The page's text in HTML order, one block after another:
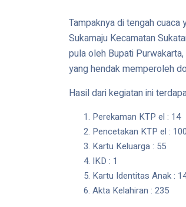
Tampaknya di tengah
Sukamaju Kecamatan
pula oleh Bupati
yang hendak memperoleh
Hasil dari kegiatan ini
Perekaman KTP el : 14
Pencetakan KTP el : 100
Kartu Keluarga : 55
IKD : 1
Kartu Identitas Anak :
Akta Kelahiran : 235